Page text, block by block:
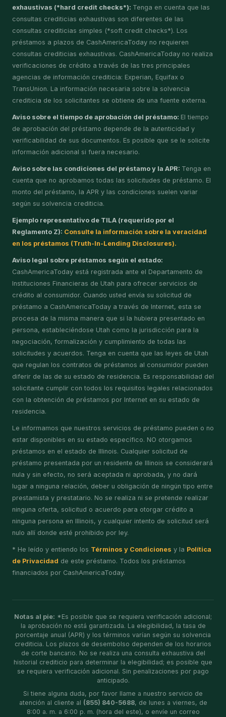
exhaustivas (*hard credit checks*): Tenga en cuenta que las
consultas crediticias exhaustivas son diferentes de las
consultas crediticias simples (*soft credit checks*). Los
préstamos a plazos de CashAmericaToday no requieren
consultas crediticias exhaustivas. CashAmericaToday no realiza
verificaciones de crédito a través de las tres principales
agencias de información crediticia: Experian, Equifax o
TransUnion. La información necesaria sobre la solvencia
crediticia de los solicitantes se obtiene de una fuente externa.
Aviso sobre el tiempo de aprobación del préstamo: El tiempo
de aprobación del préstamo depende de la autenticidad y
verificabilidad de sus documentos. Es posible que se le solicite
información adicional si fuera necesario.
Aviso sobre las condiciones del préstamo y la APR: Tenga en
cuenta que no aprobamos todas las solicitudes de préstamo. El
monto del préstamo, la APR y las condiciones suelen variar
según su solvencia crediticia.
Ejemplo representativo de TILA (requerido por el
Reglamento Z): Consulte la información sobre la veracidad
en los préstamos (Truth-In-Lending Disclosures).
Aviso legal sobre préstamos según el estado:
CashAmericaToday está registrada ante el Departamento de
Instituciones Financieras de Utah para ofrecer servicios de
crédito al consumidor. Cuando usted envía su solicitud de
préstamo a CashAmericaToday a través de Internet, esta se
procesa de la misma manera que si la hubiera presentado en
persona, estableciéndose Utah como la jurisdicción para la
negociación, formalización y cumplimiento de todas las
solicitudes y acuerdos. Tenga en cuenta que las leyes de Utah
que regulan los contratos de préstamos al consumidor pueden
diferir de las de su estado de residencia. Es responsabilidad del
solicitante cumplir con todos los requisitos legales relacionados
con la obtención de préstamos por Internet en su estado de
residencia.
Le informamos que nuestros servicios de préstamo pueden o no
estar disponibles en su estado específico. NO otorgamos
préstamos en el estado de Illinois. Cualquier solicitud de
préstamo presentada por un residente de Illinois se considerará
nula y sin efecto, no será aceptada ni aprobada, y no dará
lugar a ninguna relación, deber u obligación de ningún tipo entre
prestamista y prestatario. No se realiza ni se pretende realizar
ninguna oferta, solicitud o acuerdo para otorgar crédito a
ninguna persona en Illinois, y cualquier intento de solicitud será
nulo allí donde esté prohibido por ley.
* He leído y entiendo los Términos y Condiciones y la Política
de Privacidad de este préstamo. Todos los préstamos
financiados por CashAmericaToday.
Notas al pie: *Es posible que se requiera verificación adicional;
la aprobación no está garantizada. La elegibilidad, la tasa de
porcentaje anual (APR) y los términos varían según su solvencia
crediticia. Los plazos de desembolso dependen de los horarios
de corte bancario. No se realiza una consulta exhaustiva del
historial crediticio para determinar la elegibilidad; es posible que
se requiera verificación adicional. Sin penalizaciones por pago
anticipado.
Si tiene alguna duda, por favor llame a nuestro servicio de
atención al cliente al (855) 840-5688, de lunes a viernes, de
8:00 a. m. a 6:00 p. m. (hora del este), o envíe un correo